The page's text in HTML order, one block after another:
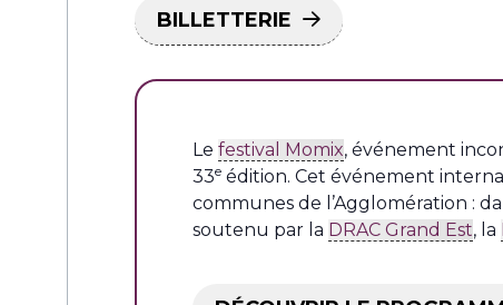
BILLETTERIE
Le festival Momix, événement
33e édition. Cet événement
communes de l’Agglomération :
soutenu par la DRAC Grand Est, la